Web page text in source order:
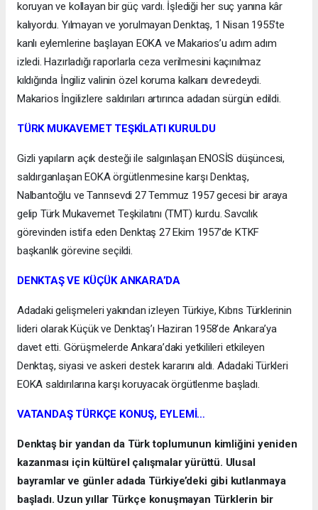
koruyan ve kollayan bir güç vardı. İşlediği her suç yanına kâr
kalıyordu. Yılmayan ve yorulmayan Denktaş, 1 Nisan 1955’te
kanlı eylemlerine başlayan EOKA ve Makarios’u adım adım
izledi. Hazırladığı raporlarla ceza verilmesini kaçınılmaz
kıldığında İngiliz valinin özel koruma kalkanı devredeydi.
Makarios İngilizlere saldırıları artırınca adadan sürgün edildi.
TÜRK MUKAVEMET TEŞKİLATI KURULDU
Gizli yapıların açık desteği ile salgınlaşan ENOSİS düşüncesi,
saldırganlaşan EOKA örgütlenmesine karşı Denktaş,
Nalbantoğlu ve Tanrısevdi 27 Temmuz 1957 gecesi bir araya
gelip Türk Mukavemet Teşkilatını (TMT) kurdu. Savcılık
görevinden istifa eden Denktaş 27 Ekim 1957’de KTKF
başkanlık görevine seçildi.
DENKTAŞ VE KÜÇÜK ANKARA’DA
Adadaki gelişmeleri yakından izleyen Türkiye, Kıbrıs Türklerinin
lideri olarak Küçük ve Denktaş’ı Haziran 1958’de Ankara’ya
davet etti. Görüşmelerde Ankara’daki yetkilileri etkileyen
Denktaş, siyasi ve askeri destek kararını aldı. Adadaki Türkleri
EOKA saldırılarına karşı koruyacak örgütlenme başladı.
VATANDAŞ TÜRKÇE KONUŞ, EYLEMİ…
Denktaş bir yandan da Türk toplumunun kimliğini yeniden
kazanması için kültürel çalışmalar yürüttü. Ulusal
bayramlar ve günler adada Türkiye’deki gibi kutlanmaya
başladı. Uzun yıllar Türkçe konuşmayan Türklerin bir